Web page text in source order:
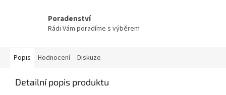
Poradenství
Rádi Vám poradíme s výběrem
Popis Hodnocení Diskuze
Detailní popis produktu